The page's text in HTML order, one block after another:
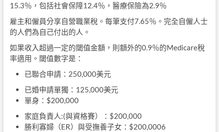
15.3％，包括社會保障12.4％，醫療保險為2.9％
雇主和僱員分享自營職業稅。每筆支付7.65％。完全自僱人士
的人們為自己付出的人。
如果收入超過一定的閾值金額，則額外的0.9％的Medicare稅
率適用。閾值數字是：
已聯合申請：250,000美元
已婚申請單獨：125,000美元
單身：$200,000
家庭負責人:(與資格賽）：$200,000
勝利寡婦（ER）與受撫養子女：$200,0006